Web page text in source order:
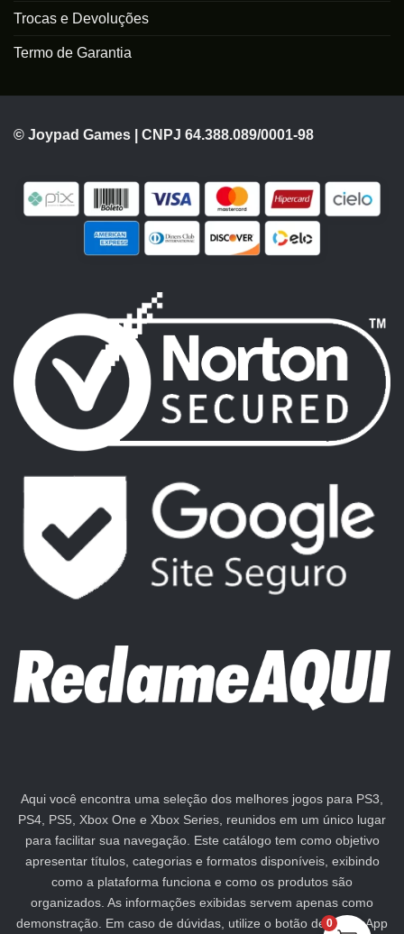
Trocas e Devoluções
Termo de Garantia
© Joypad Games | CNPJ 64.388.089/0001-98
Aqui você encontra uma seleção dos melhores jogos para PS3,
PS4, PS5, Xbox One e Xbox Series, reunidos em um único lugar
para facilitar sua navegação. Este catálogo tem como objetivo
apresentar títulos, categorias e formatos disponíveis, exibindo
como a plataforma funciona e como os produtos são
organizados. As informações exibidas servem apenas como
demonstração. Em caso de dúvidas, utilize o botão de WhatsApp
0